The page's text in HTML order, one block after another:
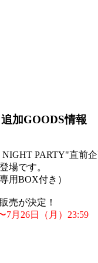
加GOODS情報
PARTY"直前
場です。
用BOX付き）
売が決定！
7月26日（月）23:59